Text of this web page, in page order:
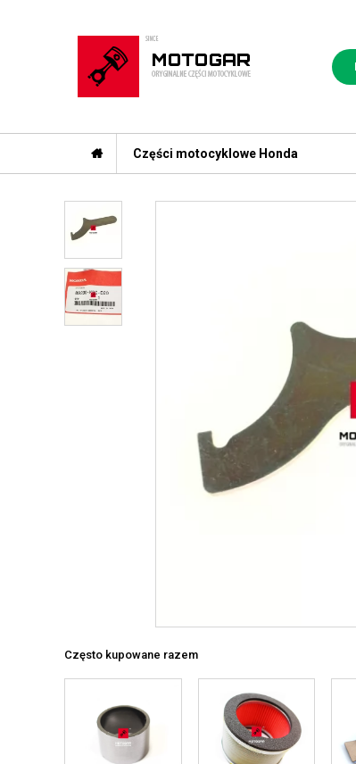
Części motocyklowe Honda
Często kupowane razem